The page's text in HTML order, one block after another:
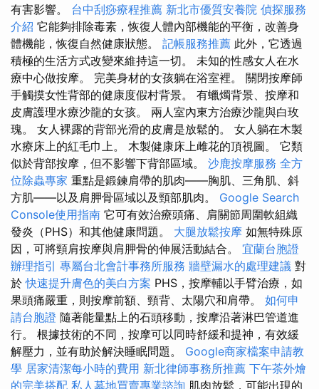
有害影響。 台中刮痧療程推薦 新北市優質安養院 偵探服務
介紹 它能夠排除毒素，恢復人體內部機能的平衡，改善身
體機能，恢復自然健康狀態。 記帳服務推薦 此外，它透過
積極的生活方式改變來維持這一切。 未知的性感女人在水
療中心做按摩。 完美身材的女孩躺在浴室裡。 關閉按摩師
手觸摸女性背部的健康度假村背景。 有蠟燭背景、按摩和
皮膚護理水療沙龍的女孩。 兩人室內東方治療沙龍與白玫
瑰。 女人裸露的背部光滑的皮膚是放鬆的。 女人躺在木製
水療床上的紅毛巾上。 木製健康床上雌花的頂視圖。 它類
似於背部按摩，但不影響下背部區域。 沙鹿按摩服務 全方
位除蟲專家 重點是鍛鍊肩帶的肌肉——胸肌、三角肌、斜
方肌——以及肩胛骨區域以及頸部肌肉。 Google Search
Console使用指南 它可有效治療頭痛、肩關節周圍軟組織
發炎（PHS）和其他健康問題。 大腿放鬆按摩 如無特殊原
因，可將頸肩按摩與肩胛骨的伸展活動結合。 宜蘭台胞證
辦理指引 專屬台北會計事務所服務 牆壁漏水的處理建議 對
於快速提升膚色的美白方案 PHS，按摩輔以手臂治療，如
果頭痛嚴重，則按摩前額、頸背、太陽穴和肩帶。 如何申
請台胞證 隨著能量點上的石頭移動，按摩沿著淋巴管道進
行。 根據技術的不同，按摩可以同時舒緩和提神，有效緩
解壓力，並有助於解決睡眠問題。 Google商家檔案申請教
學 居家清潔每小時的費用 新北律師事務所推薦 下午茶外燴
的完美搭配 私人墓地買賣專業諮詢 肌肉放鬆，可能出現的